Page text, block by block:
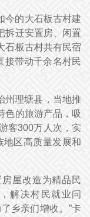
今的大石板古村建
拆迁安置房、闲置
石板古村共有民宿
接带动千余名村民
州理塘县，当地推
色的旅游产品，吸
客300万人次，实
地区高质量发展和
屋改造为精品民
解决村民就业问
乡亲们增收。”卡